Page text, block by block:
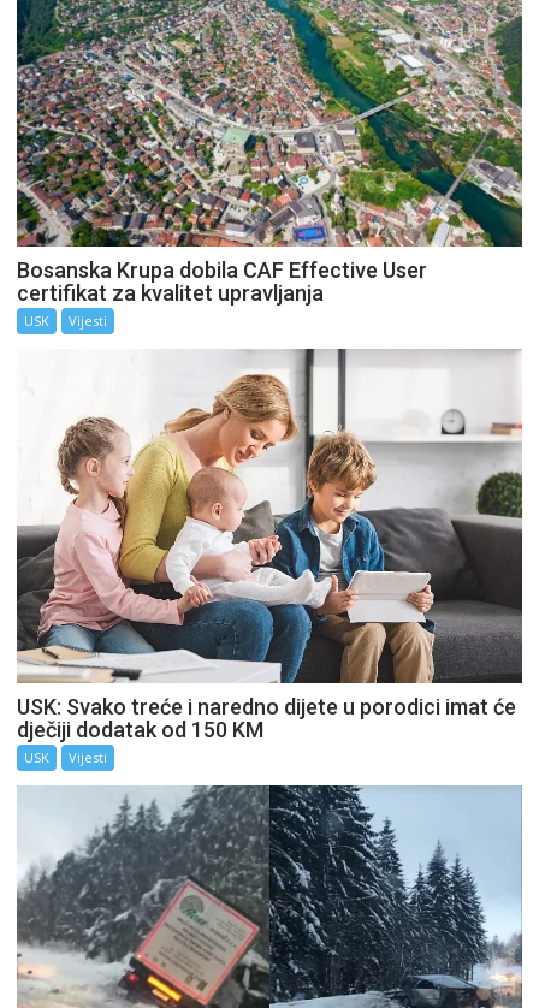
Bosanska Krupa dobila CAF Effective User
certifikat za kvalitet upravljanja
USK Vijesti
USK: Svako treće i naredno dijete u porodici imat će
dječiji dodatak od 150 KM
USK Vijesti